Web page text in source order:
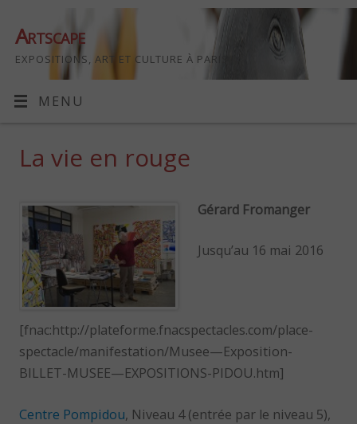
Artscape
EXPOSITIONS, ART ET CULTURE À PARIS
MENU
La vie en rouge
Gérard Fromanger
Jusqu’au 16 mai 2016
[fnac:http://plateforme.fnacspectacles.com/place-
spectacle/manifestation/Musee—Exposition-
BILLET-MUSEE—EXPOSITIONS-PIDOU.htm]
Centre Pompidou, Niveau 4 (entrée par le niveau 5),